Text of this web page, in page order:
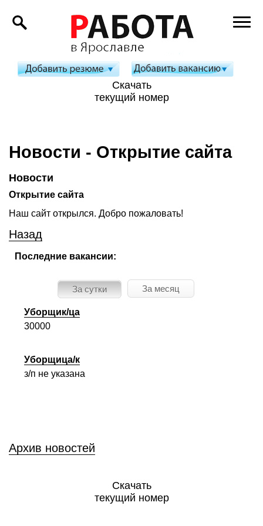
Скачать
текущий номер
Новости - Открытие сайта
Новости
Открытие сайта
Наш сайт открылся. Добро пожаловать!
Назад
Последние вакансии:
За сутки За месяц
Уборщик/ца
30000
Уборщица/к
з/п не указана
Архив новостей
Скачать
текущий номер